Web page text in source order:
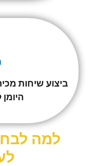
ביצוע שיחות
למה